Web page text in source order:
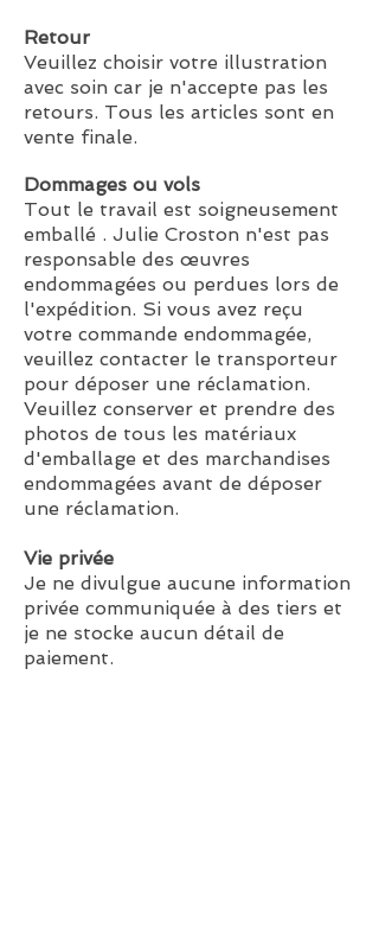
Retour
Veuillez choisir votre illustration
avec soin car je n'accepte pas les
retours. Tous les articles sont en
vente finale.
Dommages ou vols
Tout le travail est soigneusement
emballé . Julie Croston n'est pas
responsable des œuvres
endommagées ou perdues lors de
l'expédition. Si vous avez reçu
votre commande endommagée,
veuillez contacter le transporteur
pour déposer une réclamation.
Veuillez conserver et prendre des
photos de tous les matériaux
d'emballage et des marchandises
endommagées avant de déposer
une réclamation.
Vie privée
Je ne divulgue aucune information
privée communiquée à des tiers et
je ne stocke aucun détail de
paiement.